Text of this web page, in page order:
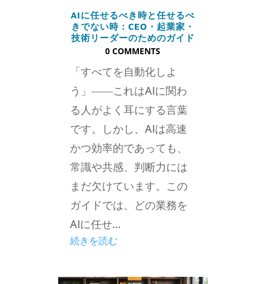
AIに任せるべき時と任せるべ
きでない時：CEO・起業家・
技術リーダーのためのガイド
0 COMMENTS
「すべてを自動化しよ
う」――これはAIに関わ
る人がよく耳にする言葉
です。しかし、AIは高速
かつ効率的であっても、
常識や共感、判断力には
まだ欠けています。この
ガイドでは、どの業務を
AIに任せ…
続きを読む